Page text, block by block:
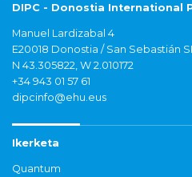
DIPC - Donostia International
Manuel Lardizabal 4
E20018 Donostia / San Sebastián
N 43.305822, W 2.010172
+34 943 01 57 61
dipcinfo@ehu.eus
Ikerketa
Quantum